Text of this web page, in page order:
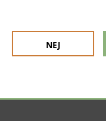
var kendt
slog sig
med
NEJ